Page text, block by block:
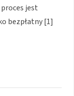
jest
bezpłatny [1]